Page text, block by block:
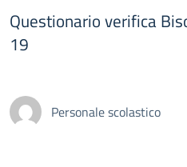
Questionario verifica
19
Personale scolastico